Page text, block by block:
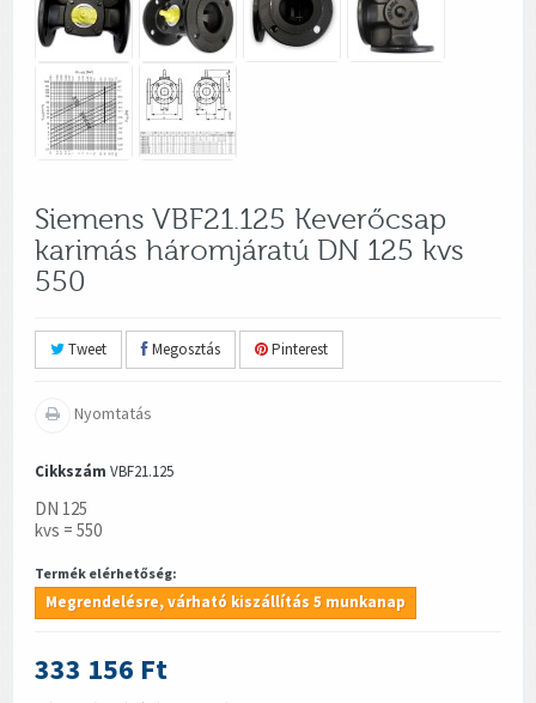
Siemens VBF21.125 Keverőcsap
karimás háromjáratú DN 125 kvs
550
Tweet Megosztás Pinterest
Nyomtatás
Cikkszám VBF21.125
DN 125
kvs = 550
Termék elérhetőség:
Megrendelésre, várható kiszállítás 5 munkanap
333 156 Ft